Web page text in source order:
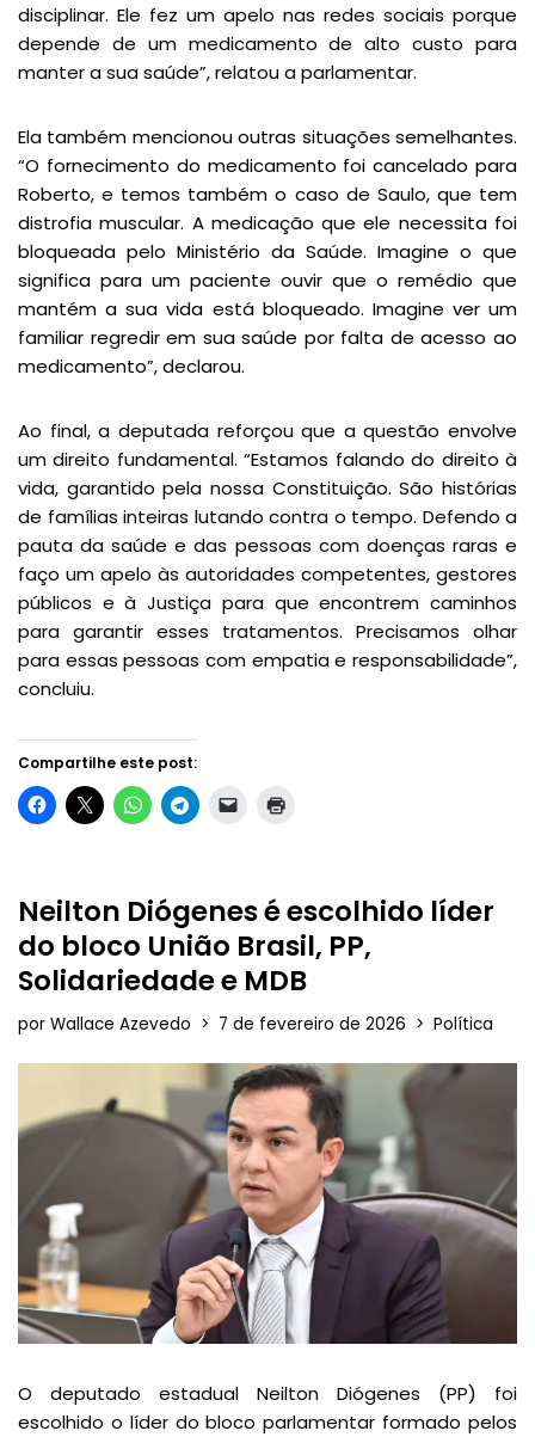
disciplinar. Ele fez um apelo nas redes sociais porque
depende de um medicamento de alto custo para
manter a sua saúde”, relatou a parlamentar.
Ela também mencionou outras situações semelhantes.
“O fornecimento do medicamento foi cancelado para
Roberto, e temos também o caso de Saulo, que tem
distrofia muscular. A medicação que ele necessita foi
bloqueada pelo Ministério da Saúde. Imagine o que
significa para um paciente ouvir que o remédio que
mantém a sua vida está bloqueado. Imagine ver um
familiar regredir em sua saúde por falta de acesso ao
medicamento”, declarou.
Ao final, a deputada reforçou que a questão envolve
um direito fundamental. “Estamos falando do direito à
vida, garantido pela nossa Constituição. São histórias
de famílias inteiras lutando contra o tempo. Defendo a
pauta da saúde e das pessoas com doenças raras e
faço um apelo às autoridades competentes, gestores
públicos e à Justiça para que encontrem caminhos
para garantir esses tratamentos. Precisamos olhar
para essas pessoas com empatia e responsabilidade”,
concluiu.
Compartilhe este post:
Neilton Diógenes é escolhido líder
do bloco União Brasil, PP,
Solidariedade e MDB
por Wallace Azevedo 7 de fevereiro de 2026 Política
O deputado estadual Neilton Diógenes (PP) foi
escolhido o líder do bloco parlamentar formado pelos